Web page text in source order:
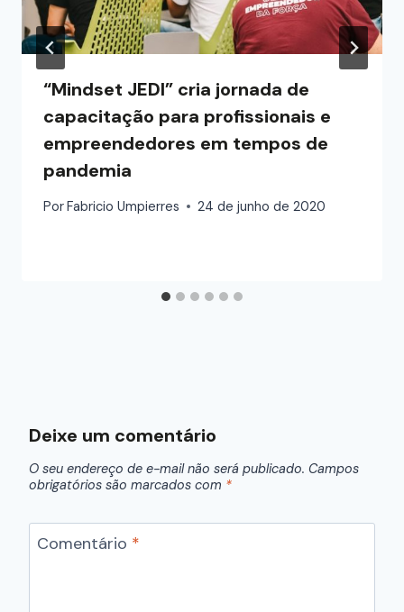
“Mindset JEDI” cria jornada de
capacitação para profissionais e
empreendedores em tempos de
pandemia
PorFabricio Umpierres 24 de junho de 2020
Deixe um comentário
O seu endereço de e-mail não será publicado. Campos
obrigatórios são marcados com *
Comentário *